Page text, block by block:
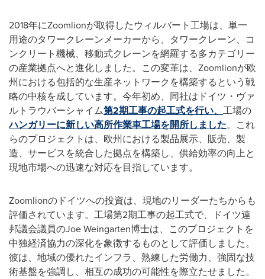
2018年にZoomlionが取得したウィルバート工場は、単一
用途のタワークレーンメーカーから、タワークレーン、コ
ンクリート機械、移動式クレーンを網羅する多カテゴリー
の産業拠点へと進化しました。この変革は、Zoomlionが欧
州における包括的な生産ネットワークを構築するという戦
略の中核を成しています。今年初め、同社はドイツ・ヴァ
ルトラウバーシャイム第2期工事の起工式を行い、 工場の
ハンガリーに新しい高所作業車工場を開所しました。これ
らのプロジェクトは、欧州における製品展示、販売、製
造、サービスを統合した拠点を構築し、供給効率の向上と
現地市場への迅速な対応を目指しています。
Zoomlionのドイツへの投資は、現地のリーダーたちからも
評価されています。工場第2期工事の起工式で、ドイツ連
邦議会議員のJoe Weingarten博士は、このプロジェクトを
中独経済協力の深化を象徴するものとして評価しました。
彼は、地域の優れたインフラ、熟練した労働力、強固な技
術基盤を強調し、相互の成功の可能性を際立たせました。